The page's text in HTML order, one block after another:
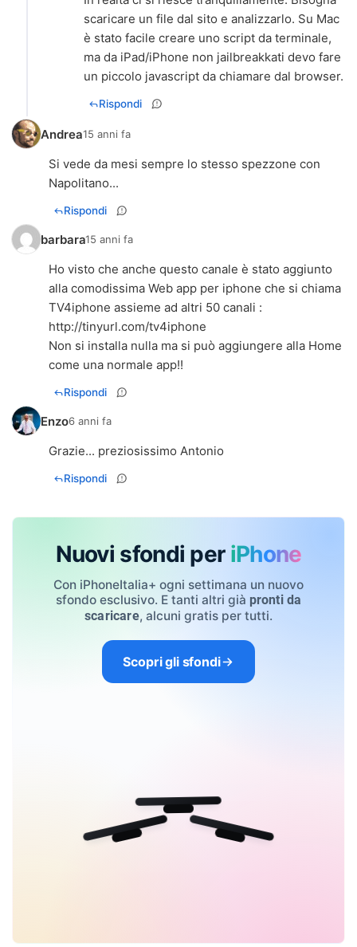
scaricare un file dal sito e analizzarlo. Su Mac
è stato facile creare uno script da terminale,
ma da iPad/iPhone non jailbreakkati devo fare
un piccolo javascript da chiamare dal browser.
Rispondi
Andrea15 anni fa
Si vede da mesi sempre lo stesso spezzone con
Napolitano...
Rispondi
barbara15 anni fa
Ho visto che anche questo canale è stato aggiunto
alla comodissima Web app per iphone che si chiama
http://tinyurl.com/tv4iphone
Non si installa nulla ma si può aggiungere alla Home
come una normale app!!
Rispondi
Enzo6 anni fa
Grazie... preziosissimo Antonio
Rispondi
Nuovi sfondi per iPhone
Con iPhoneItalia+ ogni settimana un nuovo
sfondo esclusivo. E tanti altri già pronti da
scaricare, alcuni gratis per tutti.
Scopri gli sfondi